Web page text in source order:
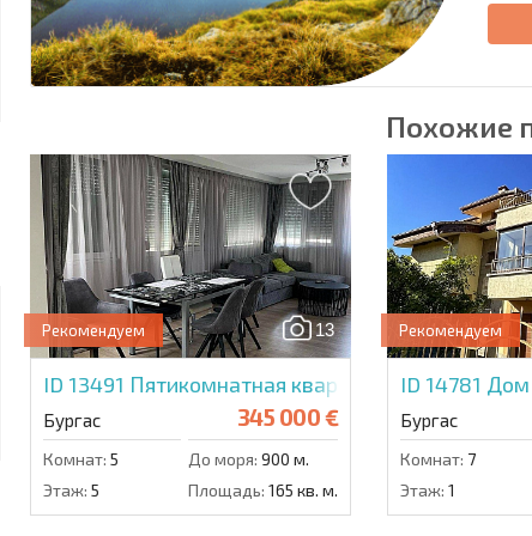
Похожие
13
Рекомендуем
ID 13491 Пятикомнатная квартира в Бургасе
Бургас 345 000 €
Комнат: 5 До моря: 900 м.
Этаж: 5 Площадь: 165 кв. м.
Рекомендуем
ID 14781 Дом
Бургас
Комнат: 7
Этаж: 1